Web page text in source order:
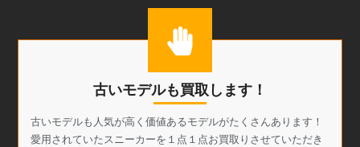
古いモデルも買取します！
古いモデルも人気が高く価値あるモデルがたくさんあります！
愛用されていたスニーカーを１点１点お買取りさせていただき